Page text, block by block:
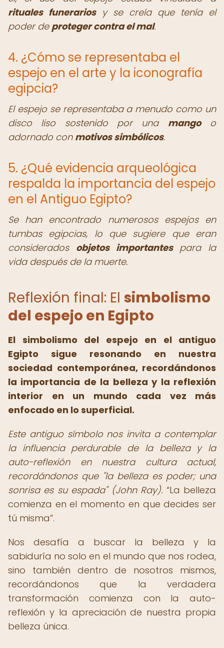
rituales funerariosy se creía que tenía el
poder de proteger contra el mal.
4. ¿Cómo se representaba el
espejo en el arte y la iconografía
egipcia?
El espejo se representaba a menudo como un
disco liso sostenido por una mangoo
adornado con motivos simbólicos.
5. ¿Qué evidencia arqueológica
respalda la importancia del espejo
en el Antiguo Egipto?
Se han encontrado numerosos espejos en
tumbas egipcias, lo que sugiere que eran
considerados objetos importantespara la
vida después de la muerte.
Reflexión final: El simbolismo
del espejo en Egipto
El simbolismo del espejo en el antiguo
Egipto sigue resonando en nuestra
sociedad contemporánea, recordándonos
la importancia de la belleza y la reflexión
interior en un mundo cada vez más
enfocado en lo superficial.
Este antiguo símbolo nos invita a contemplar
la influencia perdurable de la belleza y la
auto-reflexión en nuestra cultura actual,
recordándonos que "la belleza es poder; una
sonrisa es su espada" (John Ray). La belleza
comienza en el momento en que decides ser
tú misma .
Nos desafía a buscar la belleza y la
sabiduría no solo en el mundo que nos rodea,
sino también dentro de nosotros mismos,
recordándonos que la verdadera
transformación comienza con la auto-
reflexión y la apreciación de nuestra propia
belleza única.